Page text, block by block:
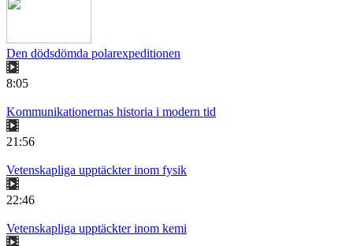
Den dödsdömda polarexpeditionen
8:05
Kommunikationernas historia i modern tid
21:56
Vetenskapliga upptäckter inom fysik
22:46
Vetenskapliga upptäckter inom kemi